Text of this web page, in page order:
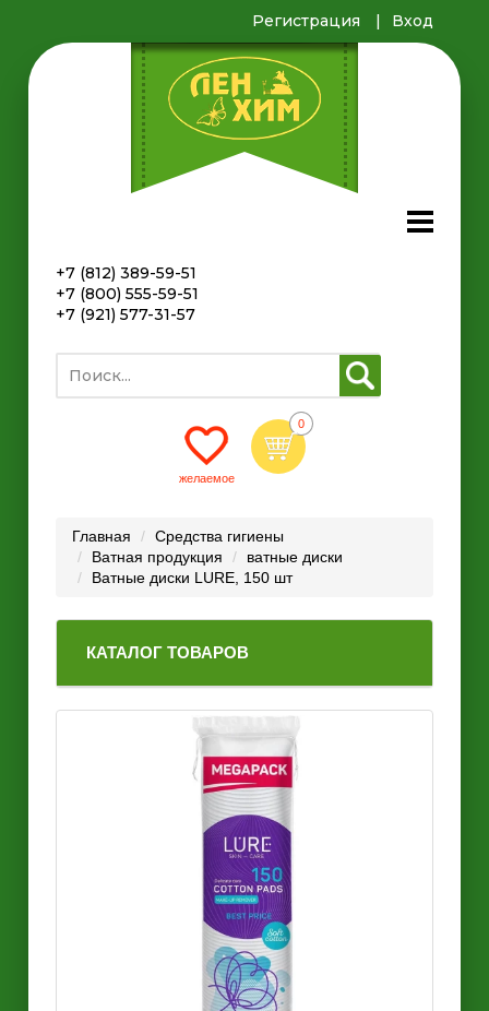
Регистрация Вход
+7 (812) 389-59-51
+7 (800) 555-59-51
+7 (921) 577-31-57
Главная
Средства гигиены
Ватная продукция
ватные диски
Ватные диски LURE, 150 шт
КАТАЛОГ ТОВАРОВ